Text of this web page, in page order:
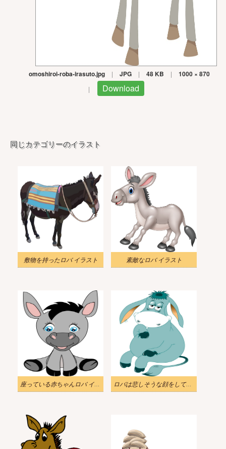
omoshiroi-roba-irasuto.jpg | JPG | 48 KB | 1000 × 870
| Download
同じカテゴリーのイラスト
敷物を持ったロバ イラスト 素敵なロバ イラスト
座っている赤ちゃんロバ イラスト ロバは悲しそうな顔をしている イラスト